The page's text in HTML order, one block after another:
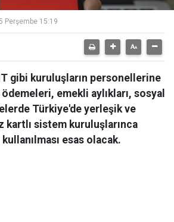
Perşembe 15:19
gibi kuruluşların personellerine
emekli aylıkları, sosyal
Türkiye'de yerleşik ve
sistem kuruluşlarınca
kullanılması esas olacak.